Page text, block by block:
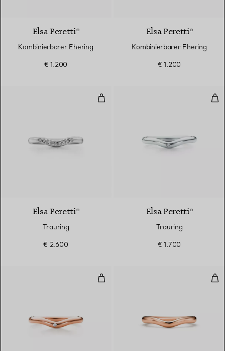
Elsa Peretti®
Kombinierbarer Ehering
€ 1.200
Elsa Peretti®
Kombinierbarer Ehering
€ 1.200
Trauring
Elsa Peretti®
Trauring
€ 2.600
Elsa Peretti®
Trauring
€ 1.700
Trauring